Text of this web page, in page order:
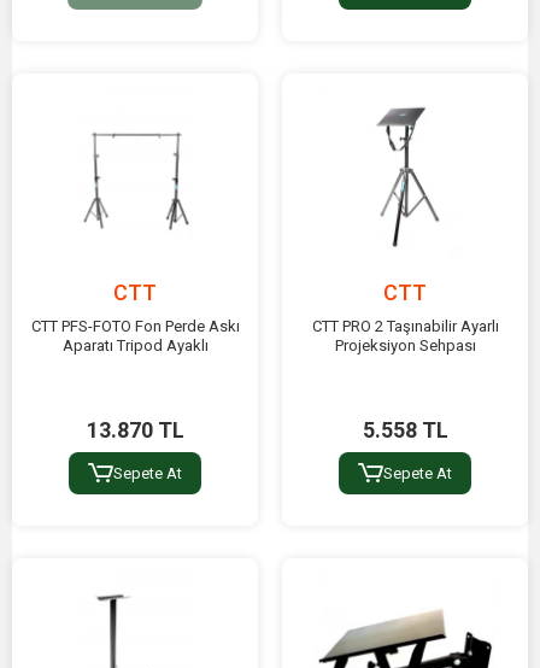
CTT
CTT PFS-FOTO Fon Perde Askı
Aparatı Tripod Ayaklı
13.870 TL
Sepete At
CTT
CTT PRO 2 Taşınabilir Ayarlı
Projeksiyon Sehpası
5.558 TL
Sepete At